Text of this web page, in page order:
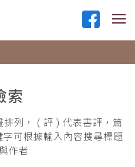
索
列， ( 評 ) 代表書評，篇
可根據輸入內容搜尋標題
作者